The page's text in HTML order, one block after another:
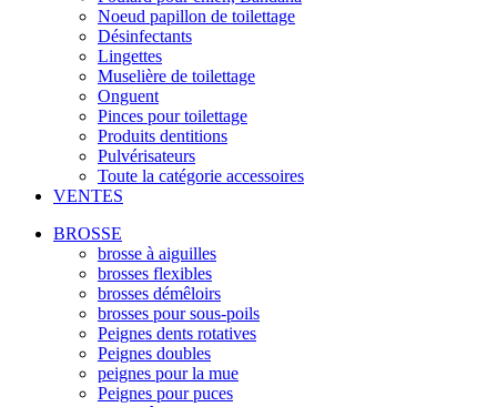
Noeud papillon de toilettage
Désinfectants
Lingettes
Muselière de toilettage
Onguent
Pinces pour toilettage
Produits dentitions
Pulvérisateurs
Toute la catégorie accessoires
VENTES
BROSSE
brosse à aiguilles
brosses flexibles
brosses démêloirs
brosses pour sous-poils
Peignes dents rotatives
Peignes doubles
peignes pour la mue
Peignes pour puces